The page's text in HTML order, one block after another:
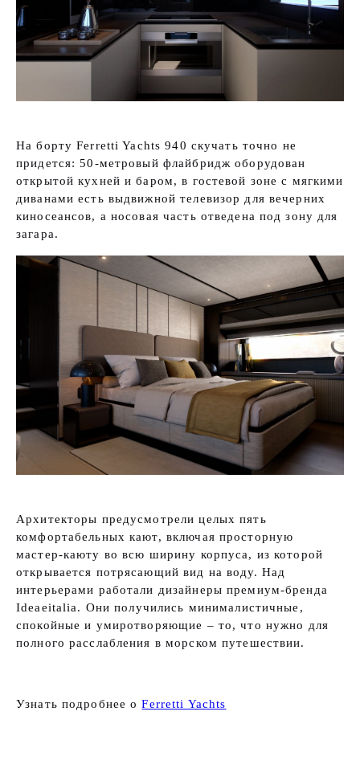
На борту Ferretti Yachts 940 скучать точно не
придется: 50-метровый флайбридж оборудован
открытой кухней и баром, в гостевой зоне с мягкими
диванами есть выдвижной телевизор для вечерних
киносеансов, а носовая часть отведена под зону для
загара.
Архитекторы предусмотрели целых пять
комфортабельных кают, включая просторную
мастер-каюту во всю ширину корпуса, из которой
открывается потрясающий вид на воду. Над
интерьерами работали дизайнеры премиум-бренда
Ideaeitalia. Они получились минималистичные,
спокойные и умиротворяющие – то, что нужно для
полного расслабления в морском путешествии.
Узнать подробнее оFerretti Yachts